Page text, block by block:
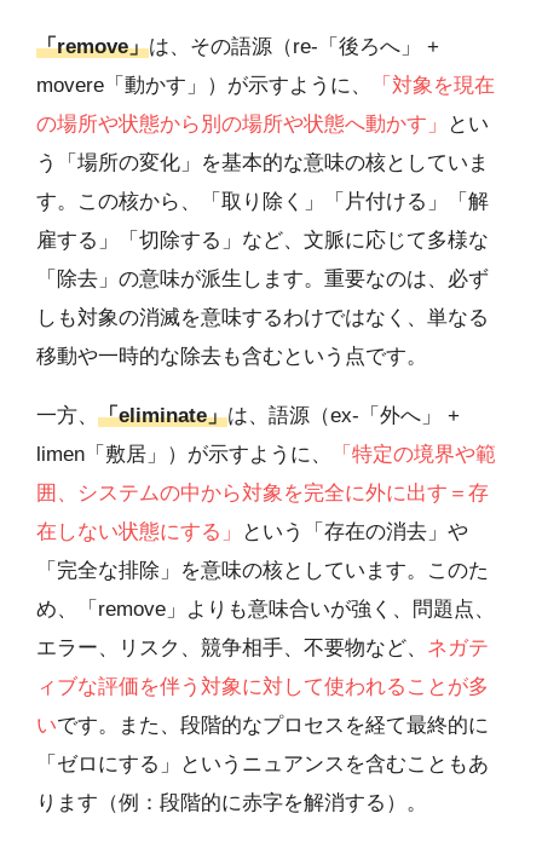
「remove」は、その語源（re-「後ろへ」 +
movere「動かす」）が示すように、
「対象を現在
の場所や状態から別の場所や状態へ動かす」
とい
う「場所の変化」を基本的な意味の核としていま
す。この核から、「取り除く」「片付ける」「解
雇する」「切除する」など、文脈に応じて多様な
「除去」の意味が派生します。重要なのは、必ず
しも対象の消滅を意味するわけではなく、単なる
移動や一時的な除去も含むという点です。
一方、 「eliminate」は、語源（ex-「外へ」 +
limen「敷居」）が示すように、
「特定の境界や範
囲、システムの中から対象を完全に外に出す＝存
在しない状態にする」
という「存在の消去」や
「完全な排除」を意味の核としています。このた
め、「remove」よりも意味合いが強く、問題点、
エラー、リスク、競争相手、不要物など、 ネガテ
ィブな評価を伴う対象に対して使われることが多
いです。また、段階的なプロセスを経て最終的に
「ゼロにする」というニュアンスを含むこともあ
ります（例：段階的に赤字を解消する）。